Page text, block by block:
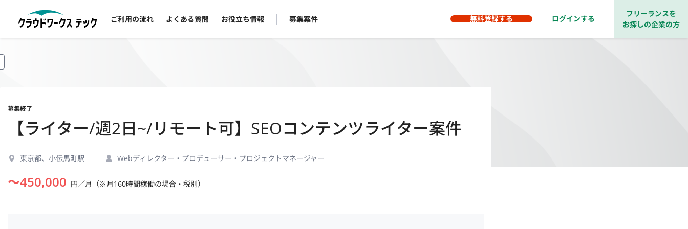
ご利用の流れ よくある質問 お役立ち情報 募集案件 無料登録する ログインする
フリーランスを
お探しの企業の方
募集終了
【ライター/週2日~/リモート可】SEOコンテンツライター案件
東京都、小伝馬町駅 Webディレクター・プロデューサー・プロジェクトマネージャー
〜450,000 円／月（※月160時間稼働の場合・税別）